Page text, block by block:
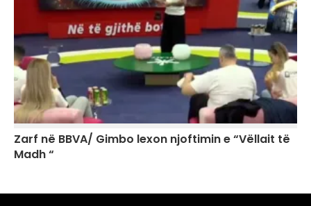
Zarf në BBVA/ Gimbo lexon njoftimin e “Vëllait të
Madh “